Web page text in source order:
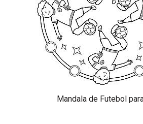
Mandala de Futebol